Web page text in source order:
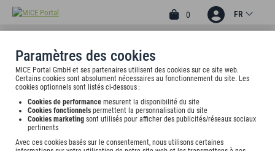
Paramètres des cookies
MICE Portal GmbH et ses partenaires utilisent des cookies sur ce site web.
Certains cookies sont absolument nécessaires au fonctionnement du site. Les
cookies optionnels sont listés ci-dessous :
Cookies de performance mesurent la disponibilité du site
Cookies fonctionnels permettent la personnalisation du site
Cookies marketing sont utilisés pour afficher des publicités/réseaux sociaux
pertinents
Avec ces cookies basés sur le consentement, nous utilisons certaines
0 FR
4
CITY-HOTEL IM KAISERBAU
Poststr. 14 A, 73033 Göppingen, undefined